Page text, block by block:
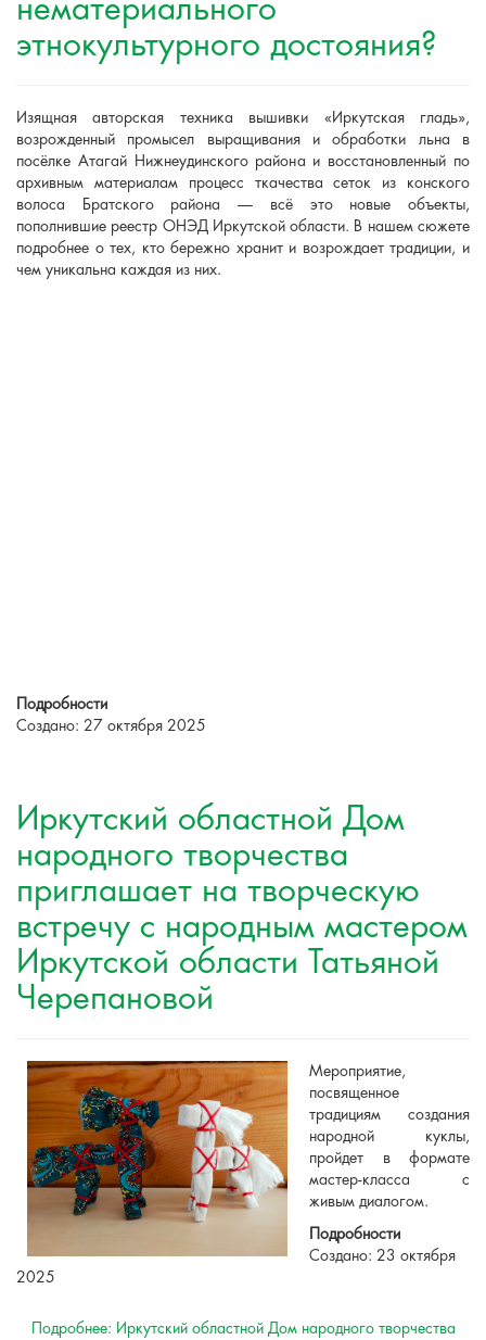
нематериального
этнокультурного достояния?
Изящная авторская техника вышивки «Иркутская гладь»,
возрожденный промысел выращивания и обработки льна в
посёлке Атагай Нижнеудинского района и восстановленный по
архивным материалам процесс ткачества сеток из конского
волоса Братского района — всё это новые объекты,
пополнившие реестр ОНЭД Иркутской области. В нашем сюжете
подробнее о тех, кто бережно хранит и возрождает традиции, и
чем уникальна каждая из них.
Подробности
Создано: 27 октября 2025
Иркутский областной Дом
народного творчества
приглашает на творческую
встречу с народным мастером
Иркутской области Татьяной
Черепановой
Мероприятие,
посвященное
традициям создания
народной куклы,
пройдет в формате
мастер-класса с
живым диалогом.
Подробности
Создано: 23 октября
2025
Подробнее: Иркутский областной Дом народного творчества